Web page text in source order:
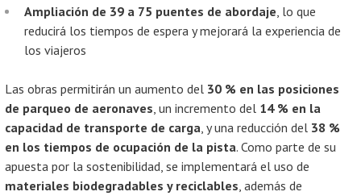
Ampliación de 39 a 75 puentes de abordaje, lo que
reducirá los tiempos de espera y mejorará la experiencia de
los viajeros
Las obras permitirán un aumento del 30 % en las posiciones
de parqueo de aeronaves, un incremento del 14 % en la
capacidad de transporte de carga, y una reducción del 38 %
en los tiempos de ocupación de la pista. Como parte de su
apuesta por la sostenibilidad, se implementará el uso de
materiales biodegradables y reciclables, además de